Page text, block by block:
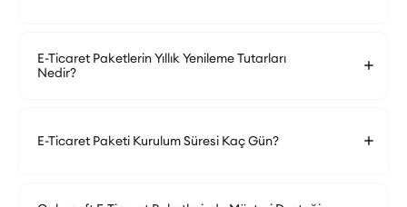
E-Ticaret Paketlerin Yıllık Yenileme Tutarları
Nedir?
E-Ticaret Paketi Kurulum Süresi Kaç Gün?